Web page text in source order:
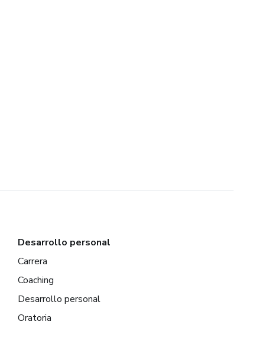
Desarrollo personal
Carrera
Coaching
Desarrollo personal
Oratoria